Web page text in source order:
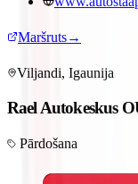
Maršruts→
Viljandi, Igaunija
Rael Autokeskus
Pārdošana